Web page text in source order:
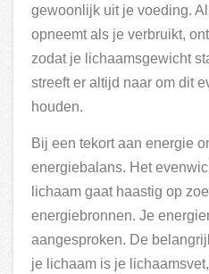
gewoonlijk uit je voeding.
opneemt als je verbruikt,
zodat je lichaamsgewicht
streeft er altijd naar om dit
houden.
Bij een tekort aan energie
energiebalans. Het
lichaam gaat haastig op
energiebronnen. Je
aangesproken. De
je lichaam is je